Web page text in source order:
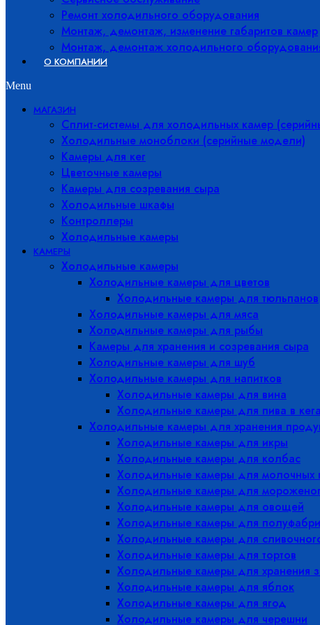
Ремонт холодильного оборудования
Монтаж, демонтаж, изменение габаритов камер
Монтаж, демонтаж холодильного
О КОМПАНИИ
Menu
МАГАЗИН
Сплит-системы для холодильных камер
Холодильные моноблоки (серийные модели)
Камеры для кег
Цветочные камеры
Камеры для созревания сыра
Холодильные шкафы
Контроллеры
Холодильные камеры
КАМЕРЫ
Холодильные камеры
Холодильные камеры для цветов
Холодильные камеры для тюльпанов
Холодильные камеры для мяса
Холодильные камеры для рыбы
Камеры для хранения и созревания сыра
Холодильные камеры для шуб
Холодильные камеры для напитков
Холодильные камеры для вина
Холодильные камеры для пива в
Холодильные камеры для хранения
Холодильные камеры для икры
Холодильные камеры для колбас
Холодильные камеры для молочных
Холодильные камеры для
Холодильные камеры для овощей
Холодильные камеры для
Холодильные камеры для
Холодильные камеры для тортов
Холодильные камеры для хранения
Холодильные камеры для яблок
Холодильные камеры для ягод
Холодильные камеры для черешни